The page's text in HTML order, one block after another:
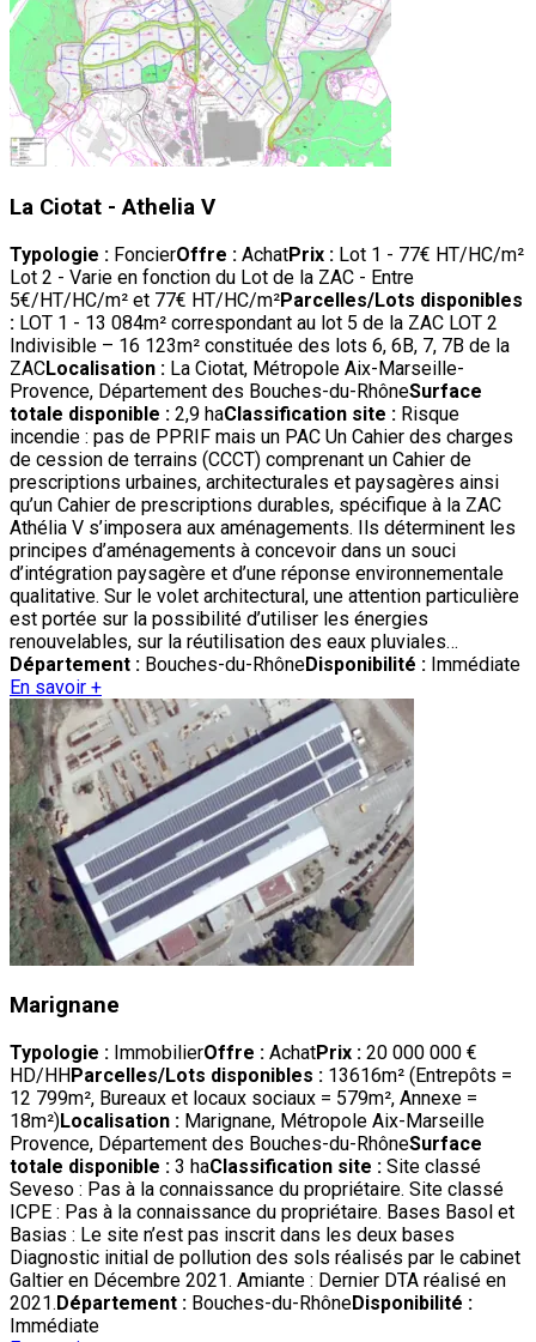
La Ciotat - Athelia V
Typologie : FoncierOffre : AchatPrix : Lot 1 - 77€ HT/HC/m²
Lot 2 - Varie en fonction du Lot de la ZAC - Entre
5€/HT/HC/m² et 77€ HT/HC/m²Parcelles/Lots disponibles
: LOT 1 - 13 084m² correspondant au lot 5 de la ZAC LOT 2
Indivisible – 16 123m² constituée des lots 6, 6B, 7, 7B de la
ZACLocalisation : La Ciotat, Métropole Aix-Marseille-
Provence, Département des Bouches-du-RhôneSurface
totale disponible : 2,9 haClassification site : Risque
incendie : pas de PPRIF mais un PAC Un Cahier des charges
de cession de terrains (CCCT) comprenant un Cahier de
prescriptions urbaines, architecturales et paysagères ainsi
qu’un Cahier de prescriptions durables, spécifique à la ZAC
Athélia V s’imposera aux aménagements. Ils déterminent les
principes d’aménagements à concevoir dans un souci
d’intégration paysagère et d’une réponse environnementale
qualitative. Sur le volet architectural, une attention particulière
est portée sur la possibilité d’utiliser les énergies
renouvelables, sur la réutilisation des eaux pluviales…
Département : Bouches-du-RhôneDisponibilité : Immédiate
En savoir +
Marignane
Typologie : ImmobilierOffre : AchatPrix : 20 000 000 €
HD/HHParcelles/Lots disponibles : 13616m² (Entrepôts =
12 799m², Bureaux et locaux sociaux = 579m², Annexe =
18m²)Localisation : Marignane, Métropole Aix-Marseille
Provence, Département des Bouches-du-RhôneSurface
totale disponible : 3 haClassification site : Site classé
Seveso : Pas à la connaissance du propriétaire. Site classé
ICPE : Pas à la connaissance du propriétaire. Bases Basol et
Basias : Le site n’est pas inscrit dans les deux bases
Diagnostic initial de pollution des sols réalisés par le cabinet
Galtier en Décembre 2021. Amiante : Dernier DTA réalisé en
2021.Département : Bouches-du-RhôneDisponibilité :
Immédiate